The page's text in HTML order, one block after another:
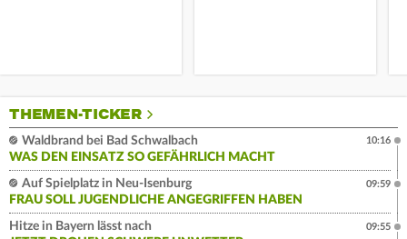
THEMEN-TICKER
Waldbrand bei Bad Schwalbach
WAS DEN EINSATZ SO GEFÄHRLICH MACHT
10:16
Auf Spielplatz in Neu-Isenburg
FRAU SOLL JUGENDLICHE ANGEGRIFFEN HABEN
09:59
Hitze in Bayern lässt nach
09:55